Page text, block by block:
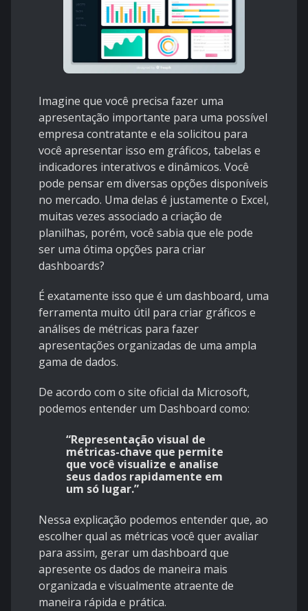
Imagine que você precisa fazer uma
apresentação importante para uma possível
empresa contratante e ela solicitou para
você apresentar isso em gráficos, tabelas e
indicadores interativos e dinâmicos. Você
pode pensar em diversas opções disponíveis
no mercado. Uma delas é justamente o Excel,
muitas vezes associado a criação de
planilhas, porém, você sabia que ele pode
ser uma ótima opções para criar
dashboards?
É exatamente isso que é um dashboard, uma
ferramenta muito útil para criar gráficos e
análises de métricas para fazer
apresentações organizadas de uma ampla
gama de dados.
De acordo com o site oficial da Microsoft,
podemos entender um Dashboard como:
“Representação visual de
métricas-chave que permite
que você visualize e analise
seus dados rapidamente em
um só lugar.”
Nessa explicação podemos entender que, ao
escolher qual as métricas você quer avaliar
para assim, gerar um dashboard que
apresente os dados de maneira mais
organizada e visualmente atraente de
maneira rápida e prática.